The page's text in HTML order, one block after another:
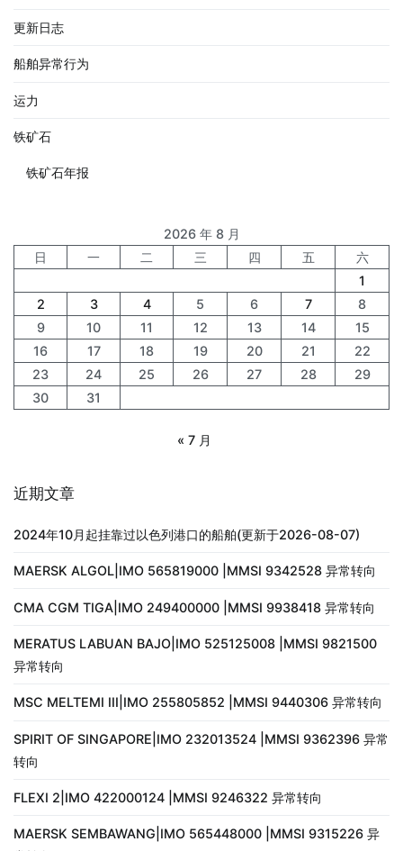
更新日志
船舶异常行为
运力
铁矿石
铁矿石年报
2026 年 8 月
日
一 二 三 四 五
六
1
2
3 4 5 6 7
8
9
10 11 12 13 14
15
16
17 18 19 20 21
22
23
24 25 26 27 28
29
30
31
« 7 月
近期文章
2024年10月起挂靠过以色列港口的船舶(更新于2026-08-07)
MAERSK ALGOL|IMO 565819000 |MMSI 9342528 异常转向
CMA CGM TIGA|IMO 249400000 |MMSI 9938418 异常转向
MERATUS LABUAN BAJO|IMO 525125008 |MMSI 9821500
异常转向
MSC MELTEMI III|IMO 255805852 |MMSI 9440306 异常转向
SPIRIT OF SINGAPORE|IMO 232013524 |MMSI 9362396 异常
转向
FLEXI 2|IMO 422000124 |MMSI 9246322 异常转向
MAERSK SEMBAWANG|IMO 565448000 |MMSI 9315226 异